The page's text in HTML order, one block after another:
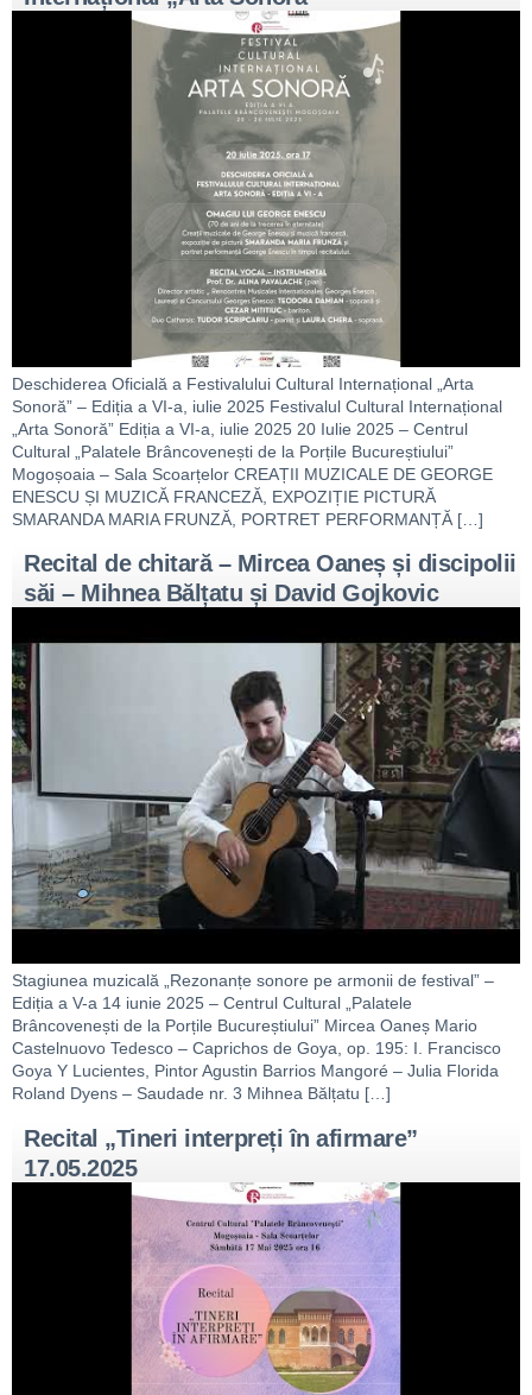
Deschiderea Oficială a Festivalului Cultural Internațional „Arta
Sonoră” – Ediția a VI-a, iulie 2025 Festivalul Cultural Internațional
„Arta Sonoră” Ediția a VI-a, iulie 2025 20 Iulie 2025 – Centrul
Cultural „Palatele Brâncovenești de la Porțile Bucureștiului”
Mogoșoaia – Sala Scoarțelor CREAȚII MUZICALE DE GEORGE
ENESCU ȘI MUZICĂ FRANCEZĂ, EXPOZIȚIE PICTURĂ
SMARANDA MARIA FRUNZĂ, PORTRET PERFORMANȚĂ […]
Recital de chitară – Mircea Oaneș și discipolii
săi – Mihnea Bălțatu și David Gojkovic
Stagiunea muzicală „Rezonanțe sonore pe armonii de festival” –
Ediția a V-a 14 iunie 2025 – Centrul Cultural „Palatele
Brâncovenești de la Porțile Bucureștiului” Mircea Oaneș Mario
Castelnuovo Tedesco – Caprichos de Goya, op. 195: I. Francisco
Goya Y Lucientes, Pintor Agustin Barrios Mangoré – Julia Florida
Roland Dyens – Saudade nr. 3 Mihnea Bălțatu […]
Recital „Tineri interpreți în afirmare”
17.05.2025